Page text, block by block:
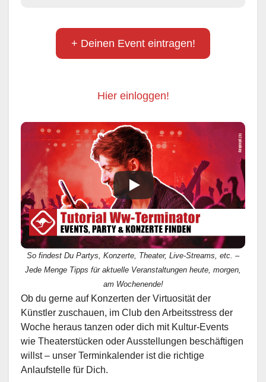
+ Deinen Event eintragen!
Hier einloggen!
So findest Du Partys, Konzerte, Theater, Live-Streams, etc. –
Jede Menge Tipps für aktuelle Veranstaltungen heute, morgen,
am Wochenende!
Ob du gerne auf Konzerten der Virtuosität der
Künstler zuschauen, im Club den Arbeitsstress der
Woche heraus tanzen oder dich mit Kultur-Events
wie Theaterstücken oder Ausstellungen beschäftigen
willst – unser Terminkalender ist die richtige
Anlaufstelle für Dich.